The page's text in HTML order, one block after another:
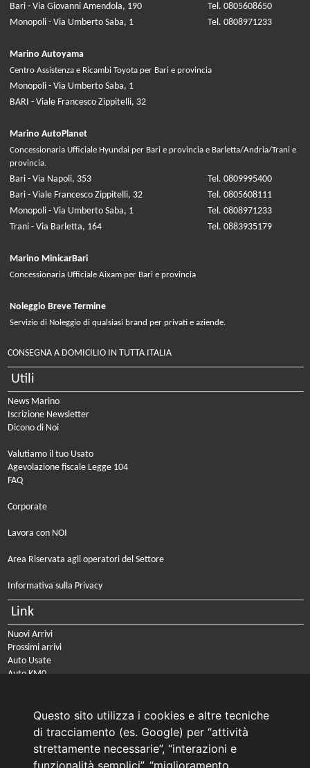
Questo sito utilizza i cookies e altre tecniche
di tracciamento (es. Google) per “attività
strettamente necessarie”, “interazioni e
funzionalità semplici”, “miglioramento
Bari - Via Giovanni Amendola, 190
Tel. 0805608650
Monopoli - Via Umberto Saba, 1
Tel. 0808971233
Marino Autoyama
Centro Assistenza e Ricambi Toyota per Bari e provincia
Monopoli - Via Umberto Saba, 1
BARI - Viale Francesco Zippitelli, 32
Marino AutoPlanet
Concessionaria Ufficiale Hyundai per Bari e provincia e Barletta/Andria/Trani e
provincia.
Bari - Via Napoli, 353
Tel. 0809995400
Bari - Viale Francesco Zippitelli, 32
Tel. 0805608111
Monopoli - Via Umberto Saba, 1
Tel. 0808971233
Trani - Via Barletta, 164
Tel. 0883935179
Marino MinicarBari
Concessionaria Ufficiale Aixam per Bari e provincia
Noleggio Breve Termine
Servizio di Noleggio di qualsiasi brand per privati e aziende.
CONSEGNA A DOMICILIO IN TUTTA ITALIA
Utili
News Marino
Iscrizione Newsletter
Dicono di Noi
Valutiamo il tuo Usato
Agevolazione fiscale Legge 104
FAQ
Corporate
Lavora con NOI
Area Riservata agli operatori del Settore
Informativa sulla Privacy
Link
Nuovi Arrivi
Prossimi arrivi
Auto Usate
Auto KM0
PRENOTA IL TUO INTERVENTO DI OFFICINA
PRENOTA LA REVISIONE DELLA TUA AUTO